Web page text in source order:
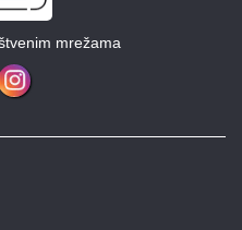
mrežama